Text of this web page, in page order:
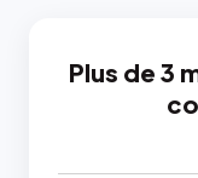
Plus de 3